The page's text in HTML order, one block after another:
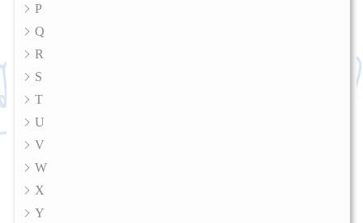
P
Q
R
S
T
U
V
W
X
Y